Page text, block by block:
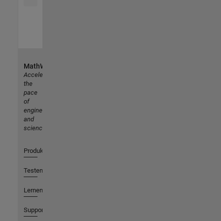
MathWorks
Accelerating
the
pace
of
engineering
and
science
Produkte
Testen oder Kaufen
Lernen
Support